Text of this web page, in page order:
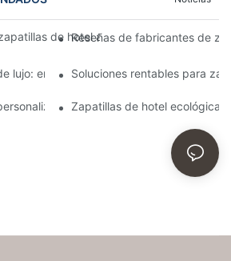
de hotel al por mayor:
Reseñas de fabricantes de
lujo: encontrar el fabricante adecuado
Soluciones rentables para
opciones y opciones de
Zapatillas de hotel